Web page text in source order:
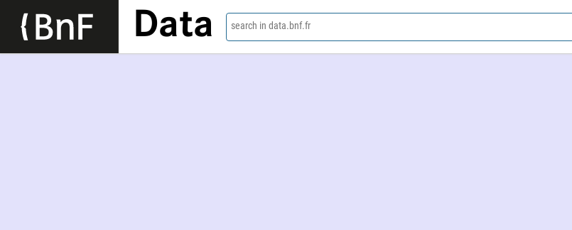
Data search in data.bnf.fr